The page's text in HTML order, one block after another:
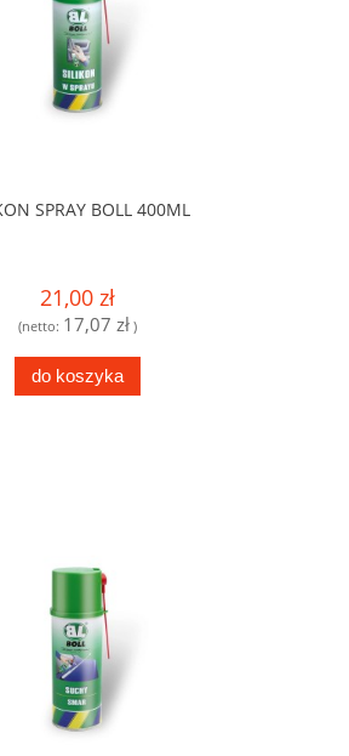
SPRAY BOLL 400ML
21,00 zł
(netto: 17,07 zł )
do koszyka